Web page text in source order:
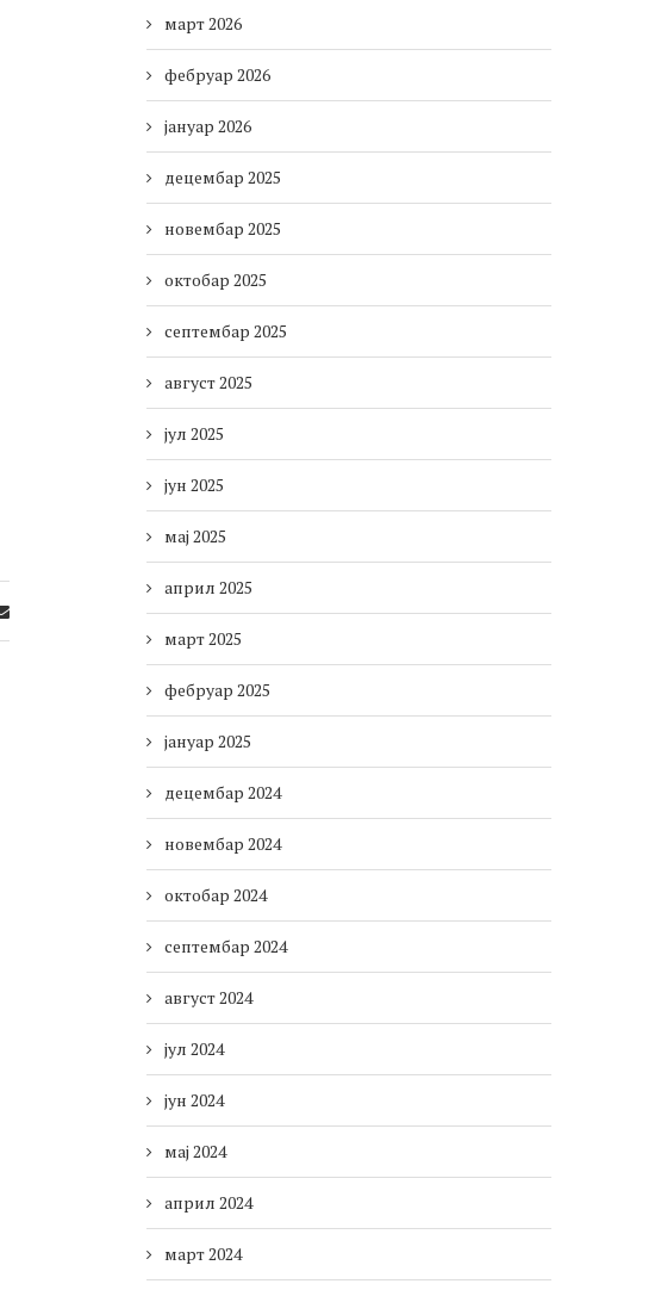
март 2026
фебруар 2026
јануар 2026
децембар 2025
новембар 2025
октобар 2025
септембар 2025
август 2025
јул 2025
јун 2025
мај 2025
април 2025
март 2025
фебруар 2025
јануар 2025
децембар 2024
новембар 2024
октобар 2024
септембар 2024
август 2024
јул 2024
јун 2024
мај 2024
април 2024
март 2024